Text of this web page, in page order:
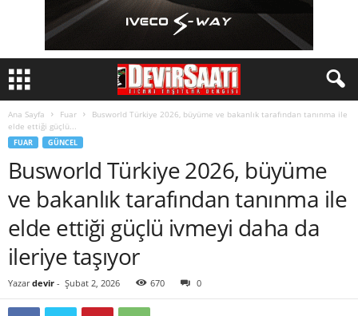
Ana Sayfa Fuar
Busworld Türkiye 2026, büyüme ve bakanlık tarafından tanınma ile
elde ettiği güçlü...
FUAR GÜNCEL
Busworld Türkiye 2026, büyüme
ve bakanlık tarafından tanınma ile
elde ettiği güçlü ivmeyi daha da
ileriye taşıyor
Yazar devir - Şubat 2, 2026 670 0